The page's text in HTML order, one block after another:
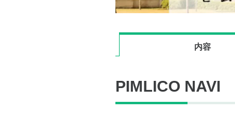
内容
PIMLICO NAVI